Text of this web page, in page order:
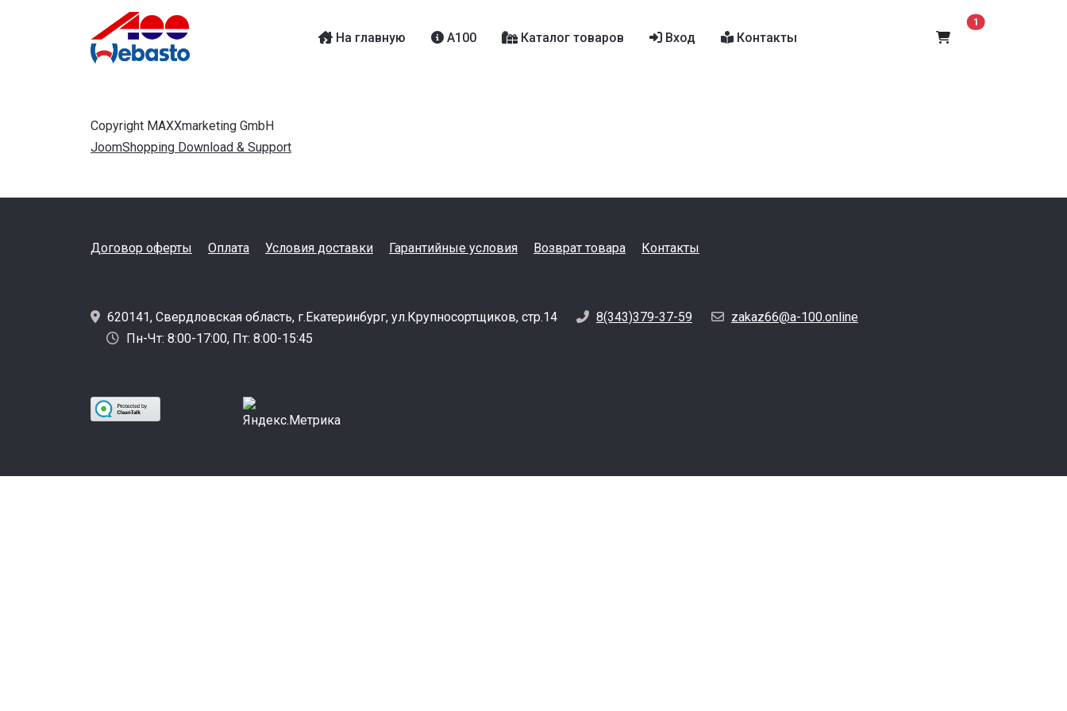
На главную A100 Каталог товаров Вход Контакты
1 В корзину
Copyright MAXXmarketing GmbH
JoomShopping Download & Support
Договор оферты Оплата Условия доставки Гарантийные условия Возврат товара Контакты
620141, Свердловская область, г.Екатеринбург, ул.Крупносортщиков, стр.14 8(343)379-37-59
zakaz66@a-100.online
Пн-Чт: 8:00-17:00, Пт: 8:00-15:45